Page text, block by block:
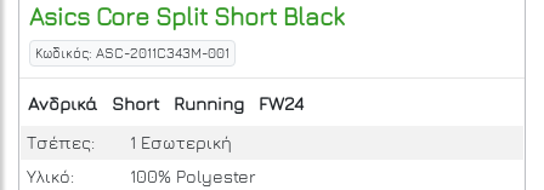
Asics Core Split Short Black
Κωδικός: ASC-2011C343M-001
Ανδρικά Short Running
FW24
Τσέπες:
1 Εσωτερική
Υλικό:
100% Polyester